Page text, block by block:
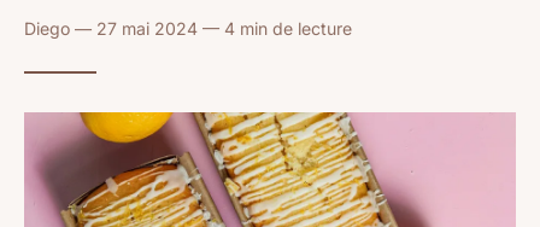
Diego — 27 mai 2024 — 4 min de lecture